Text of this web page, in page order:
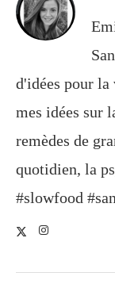
d'idées pour la
mes idées sur
remèdes de
quotidien, la
#slowfood